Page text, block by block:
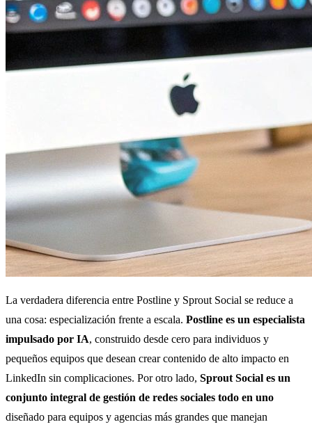
La verdadera diferencia entre Postline y Sprout Social se reduce a
una cosa: especialización frente a escala. Postline es un especialista
impulsado por IA, construido desde cero para individuos y
pequeños equipos que desean crear contenido de alto impacto en
LinkedIn sin complicaciones. Por otro lado, Sprout Social es un
conjunto integral de gestión de redes sociales todo en uno
diseñado para equipos y agencias más grandes que manejan